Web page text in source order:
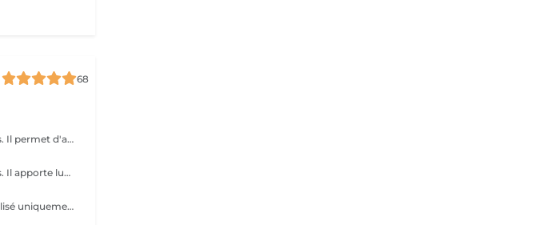
68
Le balayage est la base de tous les éclaircissements. Il permet d'apporter de la lumière et de la profondeur grâce à un éclaircissement fondu pouvant aller jusqu'à quatre tons. Cette prestation est généralement réalisée tous les 4 à 6 mois et constitue la base des mini-balayages et des contourings, qui permettent ensuite d'entretenir le résultat sans refaire un balayage complet.
Le balayage est la base de tous les éclaircissements. Il apporte lumière et profondeur grâce à un fondu pouvant aller jusqu'à quatre tons. Réalisé tous les 4 à 6 mois, il constitue la base des mini-balayages et des contourings. Pour un résultat optimal, nous recommandons d'y associer le Soin Tokio Inkarami, notre protocole japonais qui répare la fibre en profondeur, renforce le cheveu et prolonge durablement la beauté et l'éclat de votre balayage.
Le mini balayage est un balayage de demi-tête, réalisé uniquement sur les zones visibles afin d'entretenir un balayage existant. Il ne s'agit pas d'un balayage complet. Cette prestation est idéale tous les 2 à 3 mois pour raviver votre balayage entre deux prestations complètes. Attention : cette prestation est exclusivement destinée à l'entretien d'un balayage. Si, lors du diagnostic, un balayage complet s'avère nécessaire, le rendez-vous devra être reprogrammé avec la prestation adaptée. Dans ce cas, le mini balayage réservé restera intégralement dû, le temps ayant été spécialement bloqué pour votre rendez-vous. Il appartient à chaque cliente de réserver la prestation correspondant à ses besoins : le balayage pour un éclaircissement complet, ou le mini balayage pour un simple entretien de la partie supérieure du cheveu.